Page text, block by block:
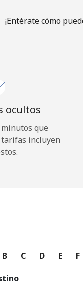
¡Entérate cómo
ocultos
minutos que
incluyen
B C D E F